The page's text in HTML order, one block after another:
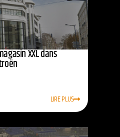
XXL dans
LIRE PLUS